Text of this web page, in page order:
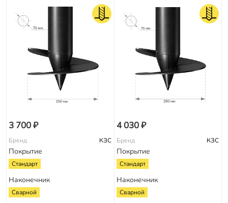
3 700 ₽
Бренд КЗС
Покрытие
Стандарт
Наконечник
Сварной
4 030 ₽
Бренд КЗС
Покрытие
Стандарт
Наконечник
Сварной